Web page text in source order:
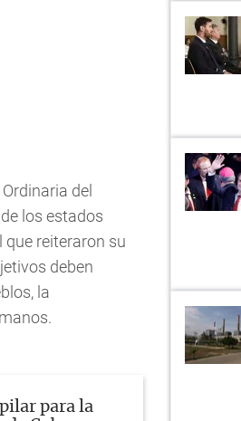
del
los estados
que reiteraron su
deben
la
para la